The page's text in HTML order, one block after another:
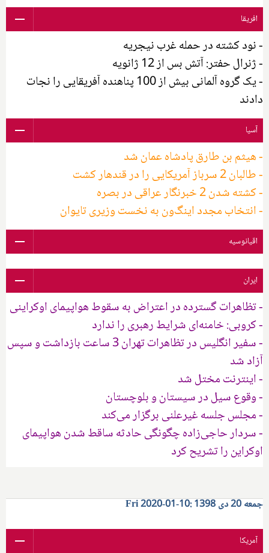
افریقا
- نود کشته در حمله غرب نیجریه
- ژنرال حفتر: آتش بس از 12 ژانویه
- یک گروه آلمانی بیش از 100 پناهنده آفریقایی را نجات
دادند
آسیا
- هیثم بن طارق پادشاه عمان شد
- طالبان 2 سرباز آمریکایی را در قندهار کشت
- کشته شدن 2 خبرنگار عراقی در بصره
- انتخاب مجدد اینگ‌ون به نخست وزیری تایوان
اقیانوسیه
ایران
- تظاهرات گسترده در اعتراض به سقوط هواپیمای اوکراینی
- کروبی: خامنه‌ای شرایط رهبری را ندارد
- سفیر انگلیس در تظاهرات تهران 3 ساعت بازداشت و سپس
آزاد شد
- اینترنت مختل شد
- وقوع سیل در سیستان و بلوچستان
- مجلس جلسه غیرعلنی برگزار می‌کند
- سردار حاجی‌زاده چگونگی حادثه ساقط شدن هواپیمای
اوکراین را تشریح کرد
جمعه 20 دی 1398 :10-01-2020 Fri
آمریکا